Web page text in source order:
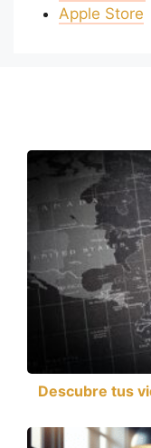
Apple Store
Descubre tus